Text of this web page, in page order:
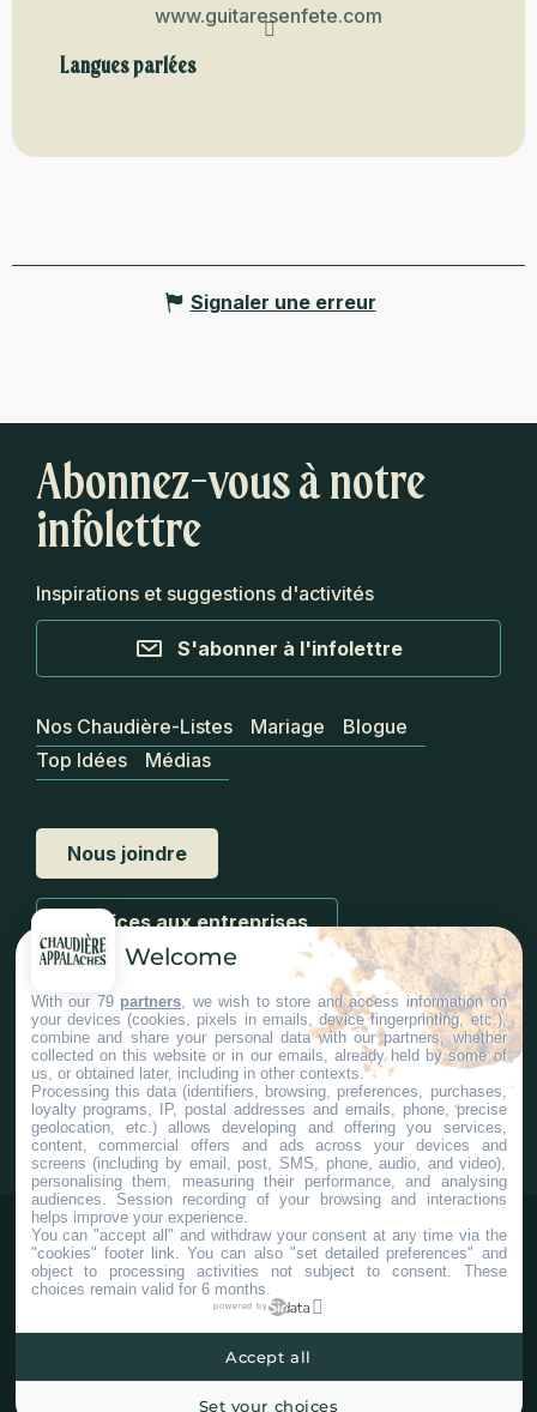
www.guitaresenfete.com
Langues parlées
Langues parlées
Signaler une erreur
Abonnez-vous à notre
infolettre
Inspirations et suggestions d'activités
S'abonner à l'infolettre
#ChaudiereAppalaches
Nous joindre
Services aux entreprises
Nos Chaudière-Listes Mariage
Blogue
Top Idées
Médias
Confidentialité Paramètres Cookies
Welcome
With our 79 partners , we wish to store and access information on
your devices (cookies, pixels in emails, device fingerprinting, etc.),
combine and share your personal data with our partners, whether
collected on this website or in our emails, already held by some of
us, or obtained later, including in other contexts.
Processing this data (identifiers, browsing, preferences, purchases,
loyalty programs, IP, postal addresses and emails, phone, precise
geolocation, etc.) allows developing and offering you services,
content, commercial offers and ads across your devices and
screens (including by email, post, SMS, phone, audio, and video),
personalising them, measuring their performance, and analysing
audiences. Session recording of your browsing and interactions
helps improve your experience.
You can "accept all" and withdraw your consent at any time via the
"cookies" footer link . You can also "set detailed preferences" and
object to processing activities not subject to consent. These
choices remain valid for 6 months.
powered by
Set your choices
Accept all